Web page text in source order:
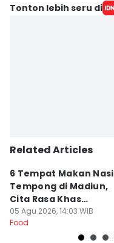
Editor
Tonton lebih seru di
Related Articles
6 Tempat Makan Nasi
Tempong di Madiun,
Cita Rasa Khas
Banyuwangi
05 Agu 2026, 14:03 WIB
Food